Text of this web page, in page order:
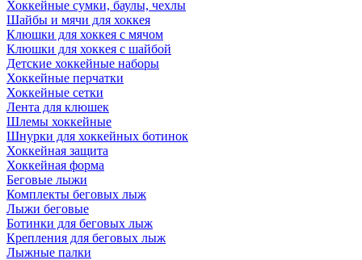
Хоккейные сумки, баулы, чехлы
Шайбы и мячи для хоккея
Клюшки для хоккея с мячом
Клюшки для хоккея с шайбой
Детские хоккейные наборы
Хоккейные перчатки
Хоккейные сетки
Лента для клюшек
Шлемы хоккейные
Шнурки для хоккейных ботинок
Хоккейная защита
Хоккейная форма
Беговые лыжи
Комплекты беговых лыж
Лыжи беговые
Ботинки для беговых лыж
Крепления для беговых лыж
Лыжные палки